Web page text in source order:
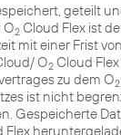
geteilt
O2 Cloud Flex ist
mit einer Frist
O2 Cloud
zu dem O2
ist nicht
Gespeicherte
Flex